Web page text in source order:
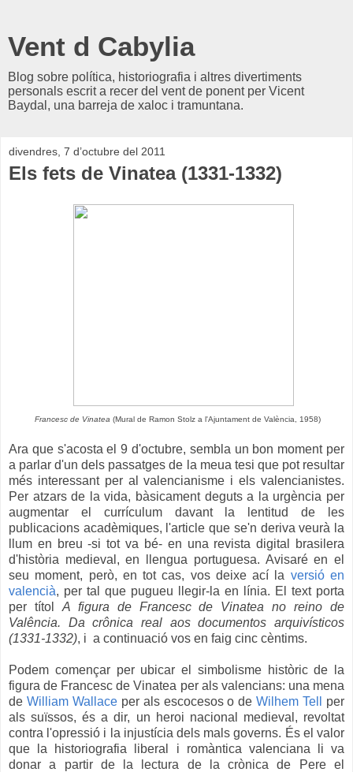
Vent d Cabylia
Blog sobre política, historiografia i altres divertiments
personals escrit a recer del vent de ponent per Vicent
Baydal, una barreja de xaloc i tramuntana.
divendres, 7 d’octubre del 2011
Els fets de Vinatea (1331-1332)
Francesc de Vinatea (Mural de Ramon Stolz a l'Ajuntament de València, 1958)
Ara que s'acosta el 9 d'octubre, sembla un bon moment per
a parlar d'un dels passatges de la meua tesi que pot resultar
més interessant per al valencianisme i els valencianistes.
Per atzars de la vida, bàsicament deguts a la urgència per
augmentar el currículum davant la lentitud de les
publicacions acadèmiques, l'article que se'n deriva veurà la
llum en breu -si tot va bé- en una revista digital brasilera
d'història medieval, en llengua portuguesa. Avisaré en el
seu moment, però, en tot cas, vos deixe ací la versió en
valencià, per tal que pugueu llegir-la en línia. El text porta
per títol A figura de Francesc de Vinatea no reino de
Valência. Da crônica real aos documentos arquivísticos
(1331-1332), i a continuació vos en faig cinc cèntims.
Podem començar per ubicar el simbolisme històric de la
figura de Francesc de Vinatea per als valencians: una mena
de William Wallaceper als escocesos o deWilhem Tell
per
als suïssos, és a dir, un heroi nacional medieval, revoltat
contra l'opressió i la injustícia dels mals governs. És el valor
que la historiografia liberal i romàntica valenciana li va
donar a partir de la lectura de la crònica de Pere el